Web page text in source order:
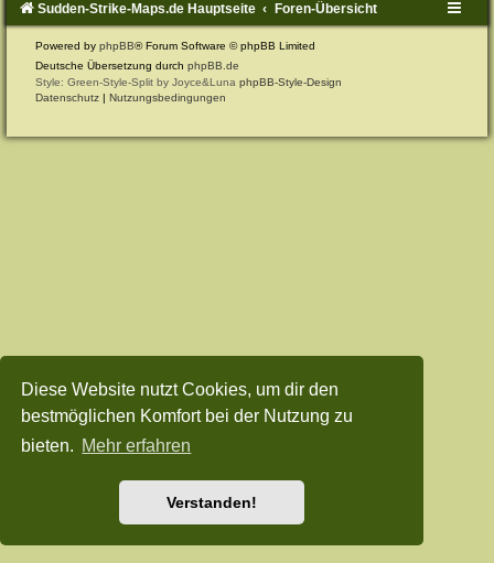
Diese Website nutzt Cookies, um dir den
bestmöglichen Komfort bei der Nutzung zu
bieten. Mehr erfahren
Verstanden!
Sudden-Strike-Maps.de Hauptseite Foren-Übersicht
Powered byphpBB® Forum Software © phpBB Limited
Deutsche Übersetzung durchphpBB.de
Style: Green-Style-Split by Joyce&LunaphpBB-Style-Design
Datenschutz |Nutzungsbedingungen